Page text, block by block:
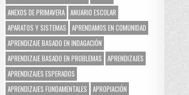
ANEXOS DE PRIMAVERA ANUARIO ESCOLAR
APARATOS Y SISTEMAS APRENDAMOS EN COMUNIDAD
APRENDIZAJE BASADO EN INDAGACIÓN
APRENDIZAJE BASADO EN PROBLEMAS APRENDIZAJES
APRENDIZAJES ESPERADOS
APRENDIZAJES FUNDAMENTALES APROPIACIÓN